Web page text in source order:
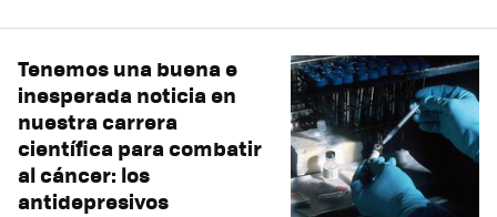
Tenemos una buena e
inesperada noticia en
nuestra carrera
científica para combatir
al cáncer: los
antidepresivos